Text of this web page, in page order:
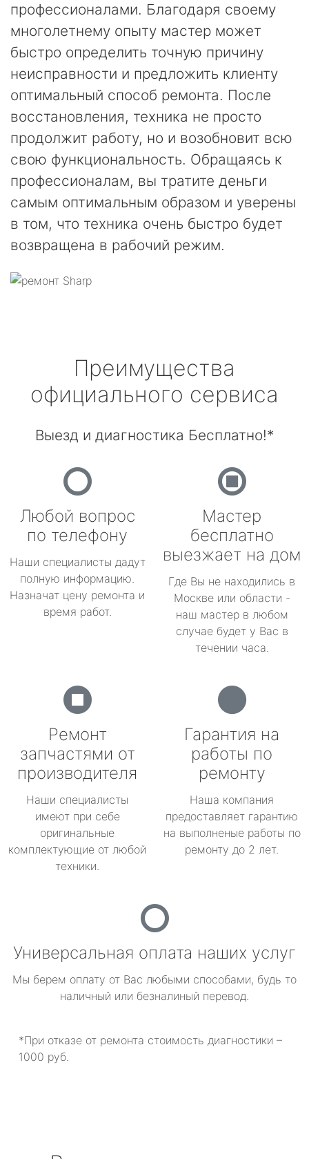
профессионалами. Благодаря своему
многолетнему опыту мастер может
быстро определить точную причину
неисправности и предложить клиенту
оптимальный способ ремонта. После
восстановления, техника не просто
продолжит работу, но и возобновит всю
свою функциональность. Обращаясь к
профессионалам, вы тратите деньги
самым оптимальным образом и уверены
в том, что техника очень быстро будет
возвращена в рабочий режим.
Преимущества
официального сервиса
Выезд и диагностика Бесплатно!*
Любой вопрос
по телефону
Наши специалисты дадут
полную информацию.
Назначат цену ремонта и
время работ.
Мастер
бесплатно
выезжает на дом
Где Вы не находились в
Москве или области -
наш мастер в любом
случае будет у Вас в
течении часа.
Ремонт
запчастями от
производителя
Наши специалисты
имеют при себе
оригинальные
комплектующие от любой
техники.
Гарантия на
работы по
ремонту
Наша компания
предоставляет гарантию
на выполненые работы по
ремонту до 2 лет.
Универсальная оплата наших услуг
Мы берем оплату от Вас любыми способами, будь то
наличный или безналиный перевод.
*При отказе от ремонта стоимость диагностики –
1000 руб.